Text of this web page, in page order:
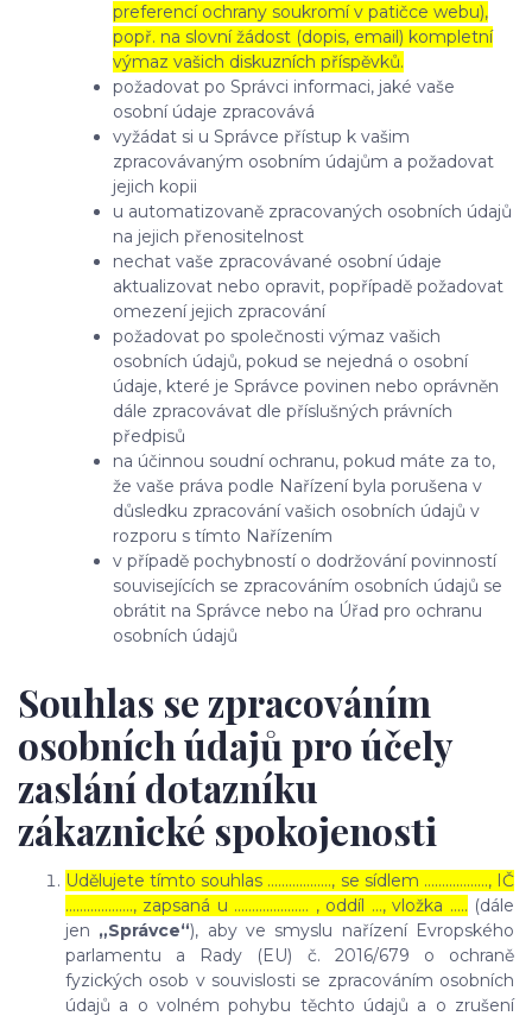
preferencí ochrany soukromí v patičce webu),
popř. na slovní žádost (dopis, email) kompletní
výmaz vašich diskuzních příspěvků.
požadovat po Správci informaci, jaké vaše
osobní údaje zpracovává
vyžádat si u Správce přístup k vašim
zpracovávaným osobním údajům a požadovat
jejich kopii
u automatizovaně zpracovaných osobních údajů
na jejich přenositelnost
nechat vaše zpracovávané osobní údaje
aktualizovat nebo opravit, popřípadě požadovat
omezení jejich zpracování
požadovat po společnosti výmaz vašich
osobních údajů, pokud se nejedná o osobní
údaje, které je Správce povinen nebo oprávněn
dále zpracovávat dle příslušných právních
předpisů
na účinnou soudní ochranu, pokud máte za to,
že vaše práva podle Nařízení byla porušena v
důsledku zpracování vašich osobních údajů v
rozporu s tímto Nařízením
v případě pochybností o dodržování povinností
souvisejících se zpracováním osobních údajů se
obrátit na Správce nebo na Úřad pro ochranu
osobních údajů
Souhlas se zpracováním
osobních údajů pro účely
zaslání dotazníku
zákaznické spokojenosti
Udělujete tímto souhlas ……………..., se sídlem ………………, IČ
………………., zapsaná u ………………… , oddíl …, vložka ….. (dále
jen „Správce“), aby ve smyslu nařízení Evropského
parlamentu a Rady (EU) č. 2016/679 o ochraně
fyzických osob v souvislosti se zpracováním osobních
údajů a o volném pohybu těchto údajů a o zrušení